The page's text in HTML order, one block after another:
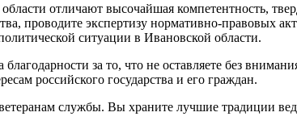
отличают высочайшая компетентность,
проводите экспертизу нормативно-правовых
ситуации в Ивановской области.
за то, что не оставляете без
российского государства и его граждан.
службы. Вы храните лучшие традиции